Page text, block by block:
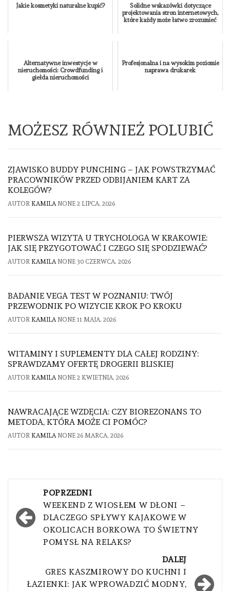
Jakie kosmetyki naturalne kupić?
Solidne wskazówki dotyczące
projektowania stron internetowych,
które każdy może łatwo zrozumieć
Alternatywne inwestycje w
nieruchomości: Crowdfunding i
giełda nieruchomości
Profesjonalna i na wysokim poziomie
naprawa drukarek
MOŻESZ RÓWNIEŻ POLUBIĆ
ZJAWISKO BUDDY PUNCHING – JAK POWSTRZYMAĆ
PRACOWNIKÓW PRZED ODBIJANIEM KART ZA
KOLEGÓW?
AUTOR KAMILA NONE 2 LIPCA, 2026
PIERWSZA WIZYTA U TRYCHOLOGA W KRAKOWIE:
JAK SIĘ PRZYGOTOWAĆ I CZEGO SIĘ SPODZIEWAĆ?
AUTOR KAMILA NONE 30 CZERWCA, 2026
BADANIE VEGA TEST W POZNANIU: TWÓJ
PRZEWODNIK PO WIZYCIE KROK PO KROKU
AUTOR KAMILA NONE 11 MAJA, 2026
WITAMINY I SUPLEMENTY DLA CAŁEJ RODZINY:
SPRAWDZAMY OFERTĘ DROGERII BLISKIEJ
AUTOR KAMILA NONE 2 KWIETNIA, 2026
NAWRACAJĄCE WZDĘCIA: CZY BIOREZONANS TO
METODA, KTÓRA MOŻE CI POMÓC?
AUTOR KAMILA NONE 26 MARCA, 2026
Nawigacja
wpisu
POPRZEDNI
WEEKEND Z WIOSŁEM W DŁONI –
DLACZEGO SPŁYWY KAJAKOWE W
OKOLICACH BORKOWA TO ŚWIETNY
POMYSŁ NA RELAKS?
DALEJ
GRES KASZMIROWY DO KUCHNI I
ŁAZIENKI: JAK WPROWADZIĆ MODNY,